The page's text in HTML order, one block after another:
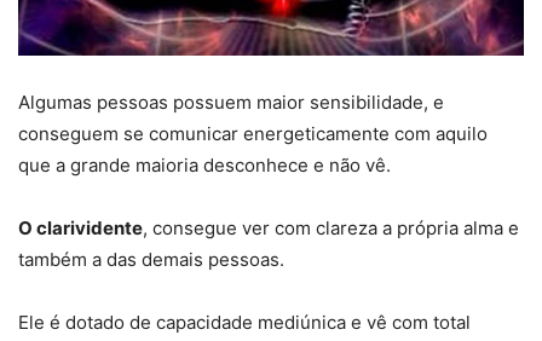
Algumas pessoas possuem maior sensibilidade, e
conseguem se comunicar energeticamente com aquilo
que a grande maioria desconhece e não vê.
O clarividente, consegue ver com clareza a própria alma e
também a das demais pessoas.
Ele é dotado de capacidade mediúnica e vê com total